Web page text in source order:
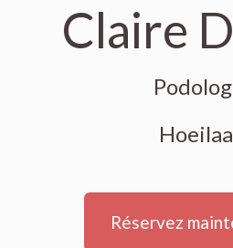
Claire
Réservez